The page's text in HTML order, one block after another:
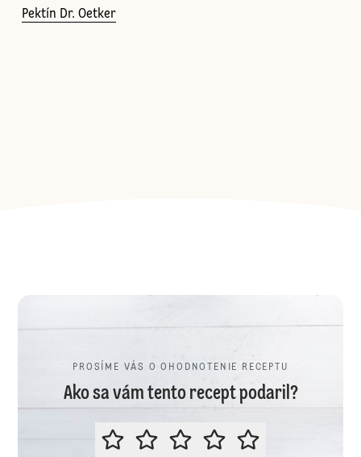
Pektín Dr. Oetker
PROSÍME VÁS O OHODNOTENIE RECEPTU
Ako sa vám tento recept podaril?
PROSÍME VÁS O OHODNOTENIE